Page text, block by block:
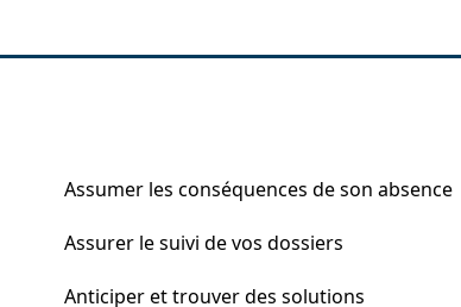
Assumer les conséquences de son absence
Assurer le suivi de vos dossiers
Anticiper et trouver des solutions